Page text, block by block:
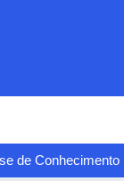
de Conhecimento